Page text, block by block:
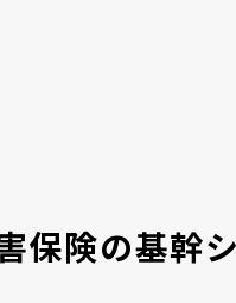
保険の基幹